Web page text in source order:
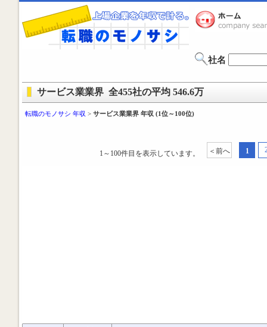
社名
サービス業業界 全455社の平均 546.6万
転職のモノサシ 年収 > サービス業業界 年収 (1位～100位)
1～100件目を表示しています。 ＜前へ 1